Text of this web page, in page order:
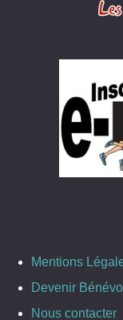
Mentions
Devenir
Nous contacter